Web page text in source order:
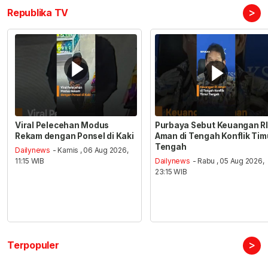
Republika TV >
Viral Pelecehan Modus
Rekam dengan Ponsel di Kaki
Dailynews - Kamis , 06 Aug 2026,
11:15 WIB
Purbaya Sebut Keuangan RI
Aman di Tengah Konflik
Tengah
Dailynews - Rabu , 05 Aug 2026,
23:15 WIB
Terpopuler >